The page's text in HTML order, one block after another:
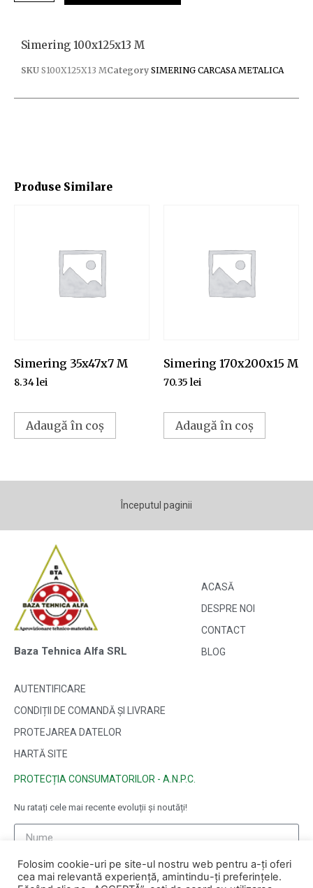
Produse Similare
Simering 35x47x7 M
8.34lei
Adaugă în coș
Simering 170x200x15 M
70.35 lei
Adaugă în coș
Simering 100x125x13 M
SKU S100X125X13 MCategory SIMERING CARCASA METALICA
Începutul paginii
Baza Tehnica Alfa SRL
ACASĂ
DESPRE NOI
CONTACT
BLOG
AUTENTIFICARE
CONDIȚII DE COMANDĂ ȘI LIVRARE
PROTEJAREA DATELOR
HARTĂ SITE
PROTECȚIA CONSUMATORILOR - A.N.P.C.
Nu ratați cele mai recente evoluții și noutăți!
Folosim cookie-uri pe site-ul nostru web pentru a-ți oferi
cea mai relevantă experiență, amintindu-ți preferințele.